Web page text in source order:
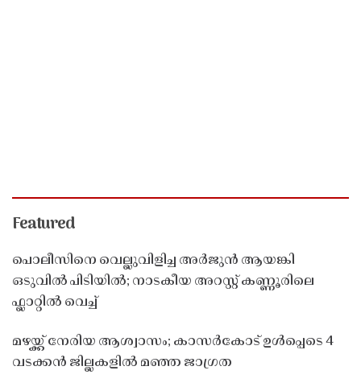
Featured
പൊലീസിനെ വെല്ലുവിളിച്ച അർജുൻ ആയങ്കി
ഒടുവിൽ പിടിയിൽ; നാടകീയ അറസ്റ്റ് കണ്ണൂരിലെ
ഫ്ലാറ്റിൽ വെച്ച്
മഴയ്ക്ക് നേരിയ ആശ്വാസം; കാസർകോട് ഉൾപ്പെടെ 4
വടക്കൻ ജില്ലകളിൽ മഞ്ഞ ജാഗ്രത